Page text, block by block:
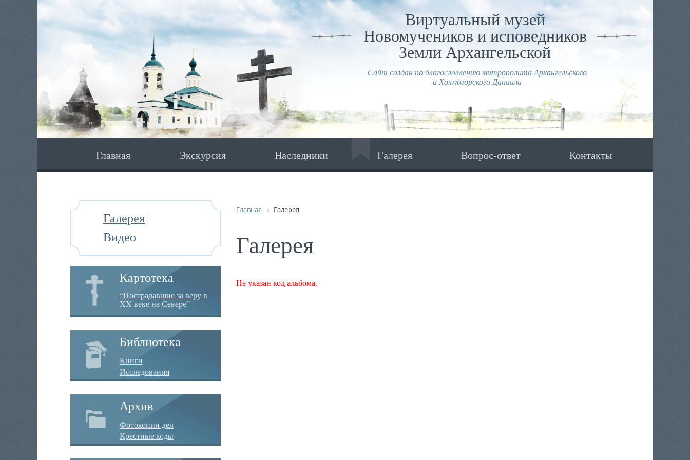
Виртуальный музей
Новомучеников и исповедников
Земли Архангельской
Сайт создан по благословлению митрополита Архангельского
и Холмогорского Даниила
Главная Экскурсия Наследники Галерея Вопрос-ответ Контакты
Галерея
Видео
Картотека
“Пострадавшие за веру в
XX веке на Севере”
Библиотека
Книги
Исследования
Архив
Фотокопии дел
Крестные ходы
Главная Галерея
Галерея
Не указан код альбома.